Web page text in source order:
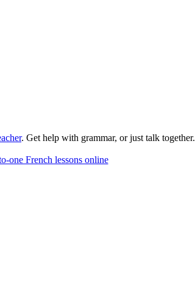
. Get help with grammar, or just talk together.